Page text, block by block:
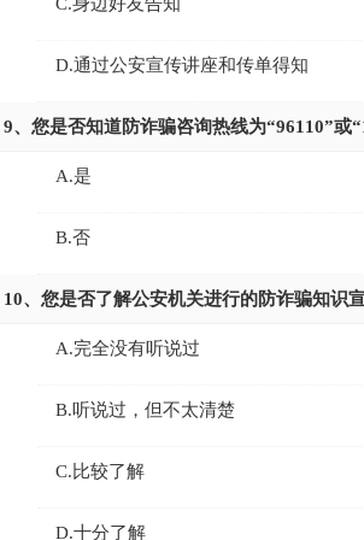
D.通过公安宣传讲座和传单得知
9、您是否知道防诈骗咨询热线为“96110”或
A.是
B.否
10、您是否了解公安机关进行的防诈骗知识
A.完全没有听说过
B.听说过，但不太清楚
C.比较了解
D.十分了解